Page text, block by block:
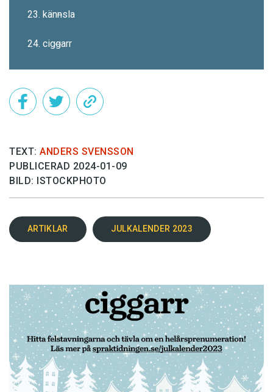
23. kännsla
24. ciggarr
TEXT: ANDERS SVENSSON
PUBLICERAD 2024-01-09
BILD: ISTOCKPHOTO
ARTIKLAR JULKALENDER 2023